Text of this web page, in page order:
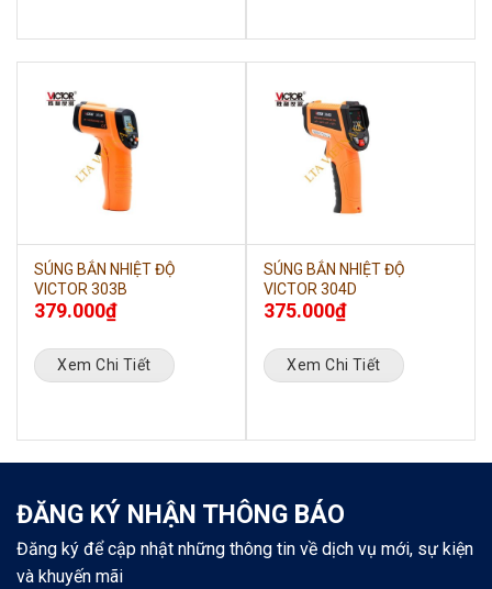
SÚNG BẮN NHIỆT ĐỘ
VICTOR 303B
379.000₫
Xem Chi Tiết
SÚNG BẮN NHIỆT ĐỘ
VICTOR 304D
375.000₫
Xem Chi Tiết
ĐĂNG KÝ NHẬN THÔNG BÁO
Đăng ký để cập nhật những thông tin về dịch vụ mới, sự kiện
và khuyến mãi